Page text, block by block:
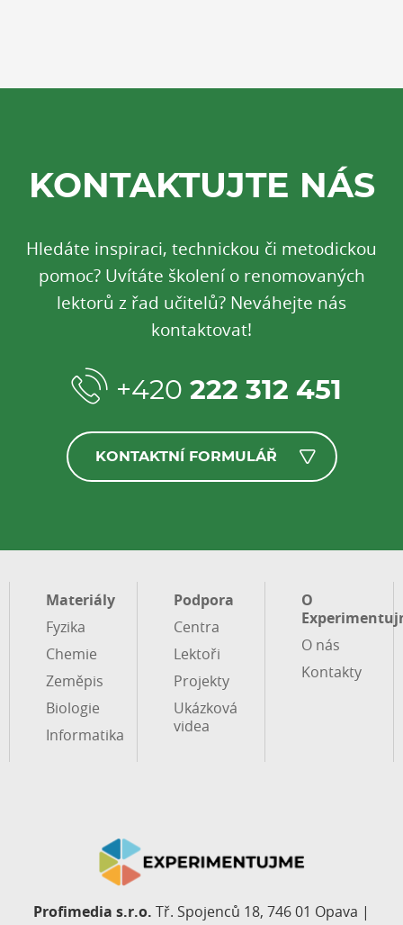
KONTAKTUJTE NÁS
Hledáte inspiraci, technickou či metodickou
pomoc? Uvítáte školení o renomovaných
lektorů z řad učitelů? Neváhejte nás
kontaktovat!
+420 222 312 451
KONTAKTNÍ FORMULÁŘ
Materiály
Fyzika
Chemie
Zeměpis
Biologie
Informatika
Podpora
Centra
Lektoři
Projekty
Ukázková
videa
O
O nás
Kontakty
Profimedia s.r.o. Tř. Spojenců 18, 746 01 Opava |